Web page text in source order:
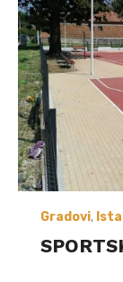
Gradovi,